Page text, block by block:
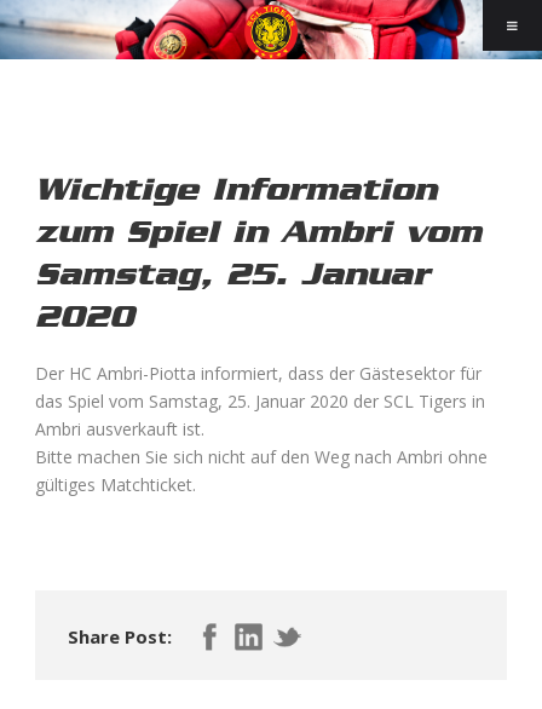
Wichtige Information
zum Spiel in Ambri vom
Samstag, 25. Januar
2020
Der HC Ambri-Piotta informiert, dass der Gästesektor für
das Spiel vom Samstag, 25. Januar 2020 der SCL Tigers in
Ambri ausverkauft ist.
Bitte machen Sie sich nicht auf den Weg nach Ambri ohne
gültiges Matchticket.
Share Post: